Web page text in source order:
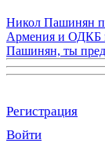
Никол Пашинян
Армения и ОДКБ
Пашинян, ты
Регистрация
Войти